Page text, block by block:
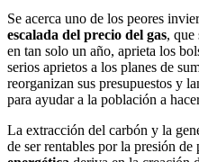
Se acerca uno de los peores
escalada del precio del gas, que
en tan solo un año, aprieta los
serios aprietos a los planes de
reorganizan sus presupuestos y
para ayudar a la población a
La extracción del carbón y la
de ser rentables por la presión